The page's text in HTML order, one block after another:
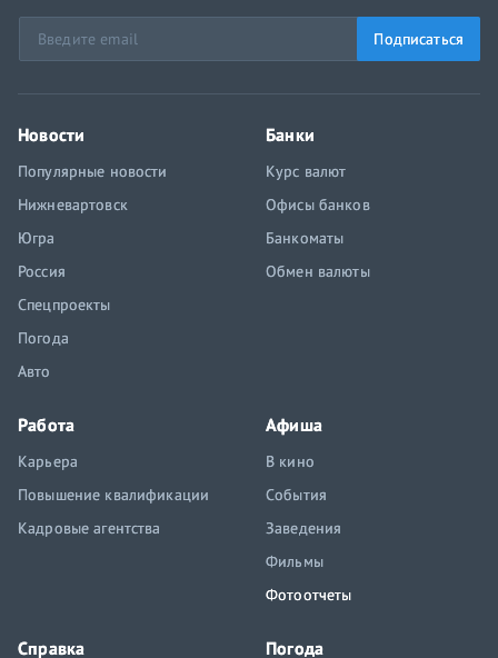
Подписаться
Новости
Популярные новости
Нижневартовск
Югра
Россия
Спецпроекты
Погода
Авто
Банки
Курс валют
Офисы банков
Банкоматы
Обмен валюты
Работа
Карьера
Повышение квалификации
Кадровые агентства
Афиша
В кино
События
Заведения
Фильмы
Фотоотчеты
Справка Погода